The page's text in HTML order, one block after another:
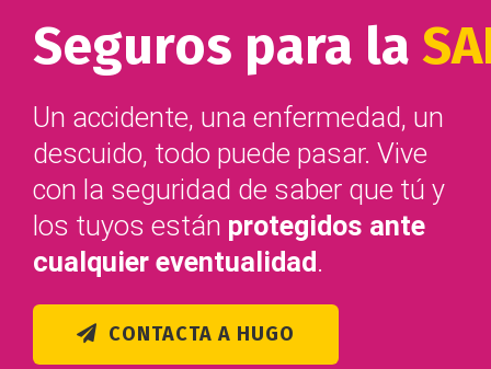
Seguros para la
Un accidente, una enfermedad, un
descuido, todo puede pasar. Vive
con la seguridad de saber que tú y
los tuyos están protegidos ante
cualquier eventualidad.
CONTACTA A HUGO